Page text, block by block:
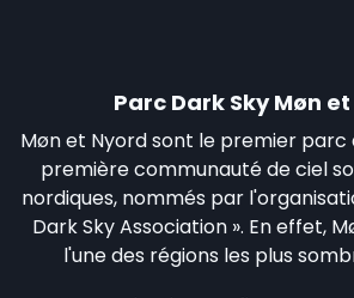
Parc Dark Sky Møn
Møn et Nyord sont le premier parc
première communauté de ciel
nordiques, nommés par
Dark Sky Association ». En effet,
l'une des régions les plus